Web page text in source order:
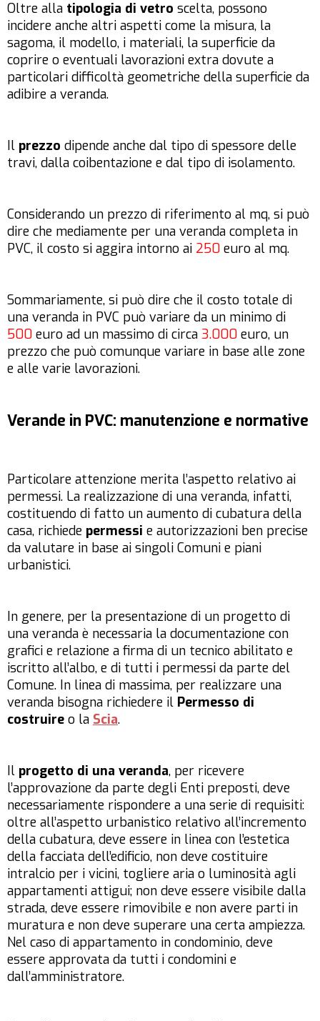
Oltre alla tipologia di vetro scelta, possono
incidere anche altri aspetti come la misura, la
sagoma, il modello, i materiali, la superficie da
coprire o eventuali lavorazioni extra dovute a
particolari difficoltà geometriche della superficie da
adibire a veranda.
Il prezzo dipende anche dal tipo di spessore delle
travi, dalla coibentazione e dal tipo di isolamento.
Considerando un prezzo di riferimento al mq, si può
dire che mediamente per una veranda completa in
PVC, il costo si aggira intorno ai 250 euro al mq.
Sommariamente, si può dire che il costo totale di
una veranda in PVC può variare da un minimo di
500 euro ad un massimo di circa 3.000 euro, un
prezzo che può comunque variare in base alle zone
e alle varie lavorazioni.
Verande in PVC: manutenzione e normative
Particolare attenzione merita l’aspetto relativo ai
permessi. La realizzazione di una veranda, infatti,
costituendo di fatto un aumento di cubatura della
casa, richiede permessi e autorizzazioni ben precise
da valutare in base ai singoli Comuni e piani
urbanistici.
In genere, per la presentazione di un progetto di
una veranda è necessaria la documentazione con
grafici e relazione a firma di un tecnico abilitato e
iscritto all’albo, e di tutti i permessi da parte del
Comune. In linea di massima, per realizzare una
veranda bisogna richiedere il Permesso di
costruire o la Scia.
Il progetto di una veranda, per ricevere
l’approvazione da parte degli Enti preposti, deve
necessariamente rispondere a una serie di requisiti:
oltre all’aspetto urbanistico relativo all’incremento
della cubatura, deve essere in linea con l’estetica
della facciata dell’edificio, non deve costituire
intralcio per i vicini, togliere aria o luminosità agli
appartamenti attigui; non deve essere visibile dalla
strada, deve essere rimovibile e non avere parti in
muratura e non deve superare una certa ampiezza.
Nel caso di appartamento in condominio, deve
essere approvata da tutti i condomini e
dall’amministratore.